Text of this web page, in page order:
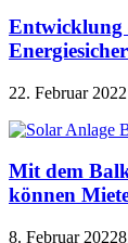
Entwicklung
22. Februar 2022
Mit dem
können
8. Februar 2022